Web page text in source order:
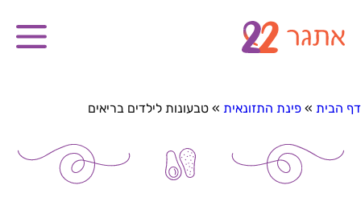
דף הבית » פינת התזונאית » טבעונות לילדים בריאים